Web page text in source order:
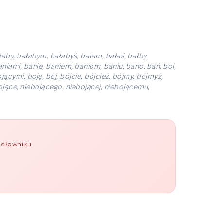
bałabym, bałabyś, bałam, bałaś, bałby,
banie, baniem, baniom, baniu, bano, bań, boi,
boję, bój, bójcie, bójcież, bójmy, bójmyż,
niebojącego, niebojącej, niebojącemu,